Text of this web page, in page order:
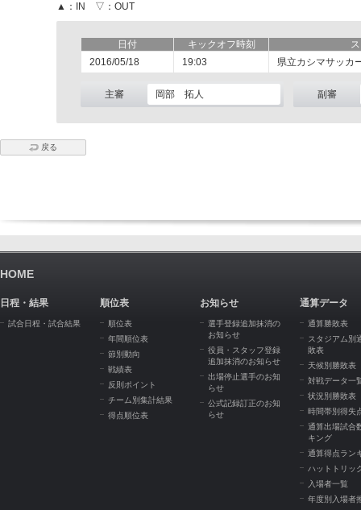
▲：IN ▽：OUT
日付 キックオフ時刻
2016/05/18
19:03 県立カシマサッカ
主審 岡部 拓人 副審
戻る
HOME
日程・結果
試合日程・試合結果
順位表
順位表
年間順位表
節別動向
戦績表
反則ポイント
チーム別集計結果
得点順位表
お知らせ
選手登録追加抹消の
お知らせ
役員・スタッフ登録
追加抹消のお知らせ
出場停止選手のお知
らせ
公式記録訂正のお知
らせ
通算データ
通算勝敗表
スタジアム別
敗表
天候別勝敗表
対戦データ一
状況別勝敗表
時間帯別得失
通算出場試合
キング
通算得点ラン
ハットトリッ
入場者一覧
年度別入場者